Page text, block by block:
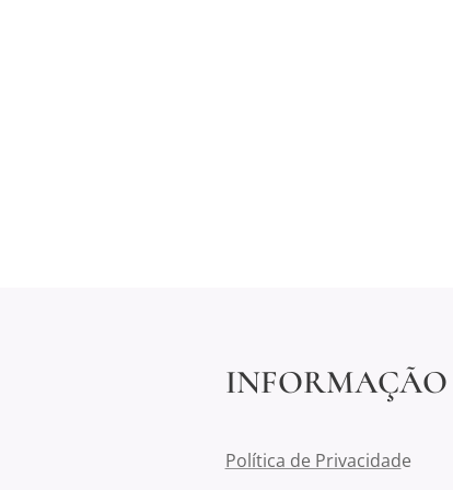
INFORMAÇÃO
Política de Privacidade